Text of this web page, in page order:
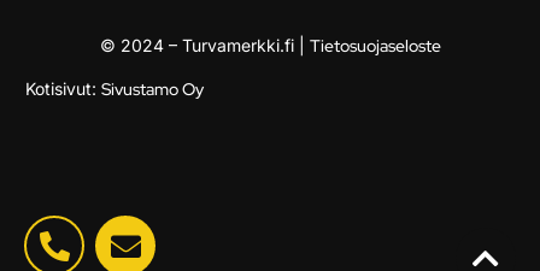
© 2024 – Turvamerkki.fi | Tietosuojaseloste
Kotisivut: Sivustamo Oy